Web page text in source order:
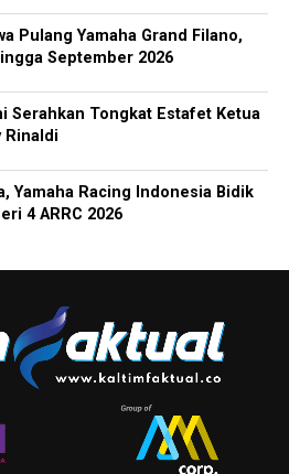
Pulang Yamaha Grand Filano,
September 2026
Serahkan Tongkat Estafet Ketua
Rinaldi
Yamaha Racing Indonesia Bidik
4 ARRC 2026